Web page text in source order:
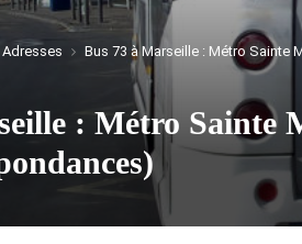
Bus 73 à Marseille : Métro Sainte
: Métro Sainte